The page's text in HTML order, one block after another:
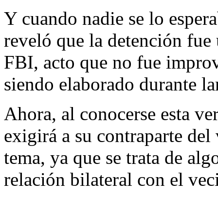
Y cuando nadie se lo
reveló que la detención fue
FBI, acto que no fue
siendo elaborado durante
Ahora, al conocerse esta
exigirá a su contraparte
tema, ya que se trata de
relación bilateral con el